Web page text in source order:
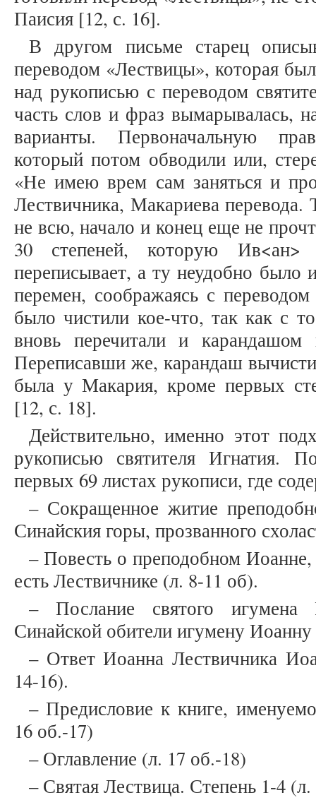
Паисия [12, с. 16].
В другом письме старец
переводом «Лествицы», которая
над рукописью с переводом
часть слов и фраз вымарывалась,
варианты. Первоначальную
который потом обводили или,
«Не имею врем сам заняться и
Лествичника, Макариева
не всю, начало и конец еще не
30 степеней, которую Ив<ан>
переписывает, а ту неудобно было
перемен, соображаясь с
было чистили кое-что, так как с
вновь перечитали и
Переписавши же, карандаш
была у Макария, кроме первых
[12, с. 18].
Действительно, именно этот
рукописью святителя Игнатия.
первых 69 листах рукописи, где
– Сокращенное житие
Синайския горы, прозванного
– Повесть о преподобном
есть Лествичнике (л. 8-11 об).
– Послание святого игумена
Синайской обители игумену
– Ответ Иоанна Лествичника
14-16).
– Предисловие к книге,
16 об.-17)
– Оглавление (л. 17 об.-18)
– Святая Лествица. Степень 1-4